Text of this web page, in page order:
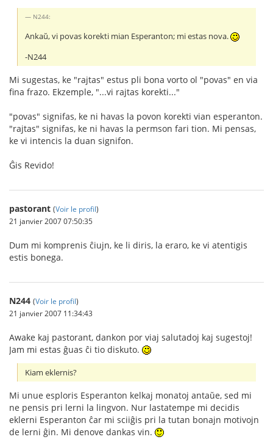
N244:
Ankaŭ, vi povas korekti mian Esperanton; mi estas nova.
-N244
Mi sugestas, ke "rajtas" estus pli bona vorto ol "povas" en via
fina frazo. Ekzemple, "...vi rajtas korekti..."
"povas" signifas, ke ni havas la povon korekti vian esperanton.
"rajtas" signifas, ke ni havas la permson fari tion. Mi pensas,
ke vi intencis la duan signifon.
Ĝis Revido!
pastorant (Voir le profil)
21 janvier 2007 07:50:35
Dum mi komprenis ĉiujn, ke li diris, la eraro, ke vi atentigis
estis bonega.
N244 (Voir le profil)
21 janvier 2007 11:34:43
Awake kaj pastorant, dankon por viaj salutadoj kaj sugestoj!
Jam mi estas ĝuas ĉi tio diskuto.
Kiam eklernis?
Mi unue esploris Esperanton kelkaj monatoj antaŭe, sed mi
ne pensis pri lerni la lingvon. Nur lastatempe mi decidis
eklerni Esperanton ĉar mi sciiĝis pri la tutan bonajn motivojn
de lerni ĝin. Mi denove dankas vin.